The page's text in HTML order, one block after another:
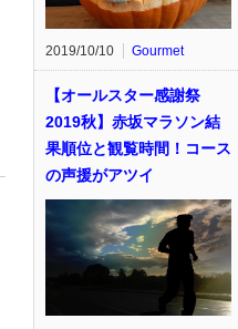
2019/10/10 Gourmet
【オールスター感謝祭
2019秋】赤坂マラソン結
果順位と観覧時間！コース
の声援がアツイ